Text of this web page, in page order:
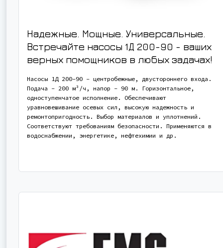
Надежные. Мощные. Универсальные.
Встречайте насосы 1Д 200-90 - ваших
верных помощников в любых задачах!
Насосы 1Д 200-90 - центробежные, двустороннего входа.
Подача - 200 м³/ч, напор - 90 м. Горизонтальное,
одноступенчатое исполнение. Обеспечивают
уравновешивание осевых сил, высокую надежность и
ремонтопригодность. Выбор материалов и уплотнений.
Соответствуют требованиям безопасности. Применяются в
водоснабжении, энергетике, нефтехимии и др.